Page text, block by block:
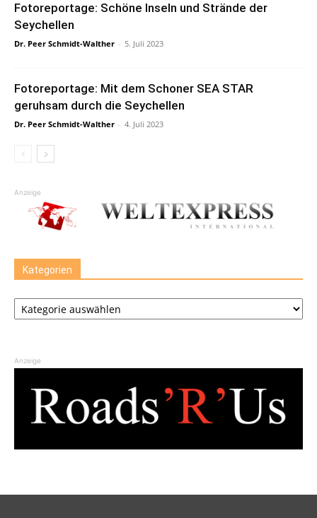
Fotoreportage: Schöne Inseln und Strände der
Seychellen
Dr. Peer Schmidt-Walther - 5. Juli 2023
Fotoreportage: Mit dem Schoner SEA STAR
geruhsam durch die Seychellen
Dr. Peer Schmidt-Walther - 4. Juli 2023
Anzeige
Kategorien
Kategorien
Anzeige